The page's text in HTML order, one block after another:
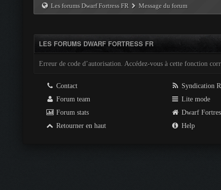
Les forums Dwarf Fortress FR Message du forum
LES FORUMS DWARF FORTRESS FR
Erreur de code d’autorisation. Accédez-vous à cette fonction
Contact
Forum team
Forum stats
Retourner en haut
Syndication
Lite mode
Dwarf
Help